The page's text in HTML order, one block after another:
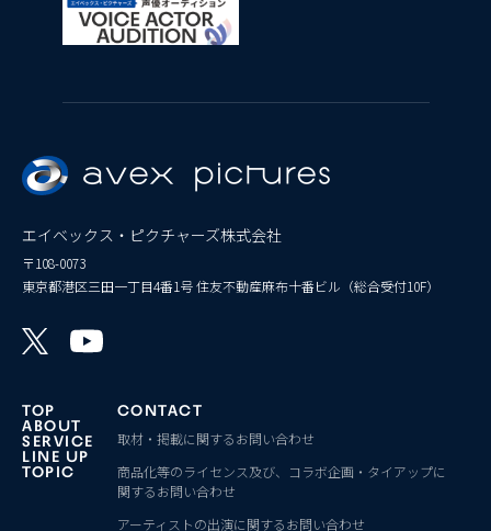
エイベックス・ピクチャーズ株式会社
〒108-0073
東京都港区三田一丁目4番1号 住友不動産麻布十番ビル（総合受付10F）
TOP
ABOUT
SERVICE
LINE UP
TOPIC
CONTACT
取材・掲載に関するお問い合わせ
商品化等のライセンス及び、コラボ企画・タイアップに
関するお問い合わせ
アーティストの出演に関するお問い合わせ